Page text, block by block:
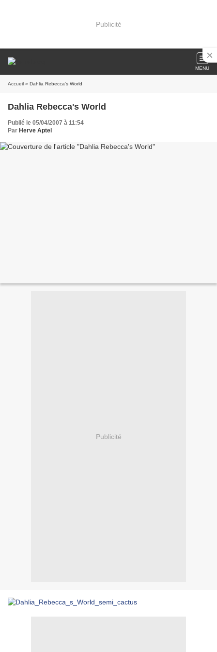
Publicité
MENU
Accueil » Dahlia Rebecca's World
Dahlia Rebecca's World
Publié le 05/04/2007 à 11:54
Par Herve Aptel
Publicité